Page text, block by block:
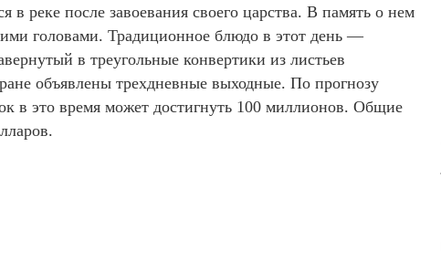
реке после завоевания своего царства. В память о нем
головами. Традиционное блюдо в этот день —
в треугольные конвертики из листьев
объявлены трехдневные выходные. По прогнозу
в это время может достигнуть 100 миллионов. Общие